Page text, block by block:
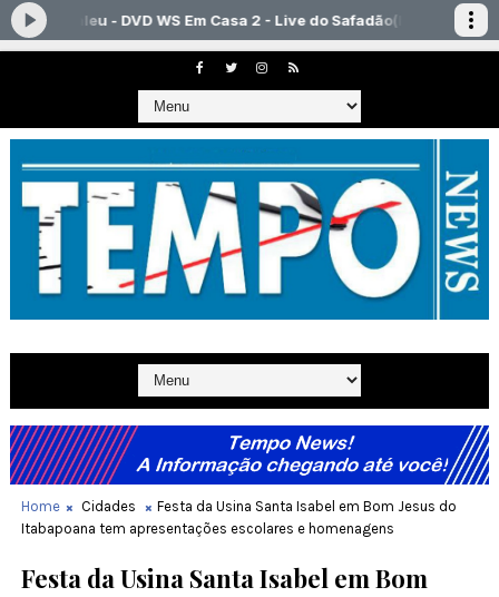
Home Cidades
Festa da Usina Santa Isabel em Bom Jesus do
Itabapoana tem apresentações escolares e homenagens
Festa da Usina Santa Isabel em Bom